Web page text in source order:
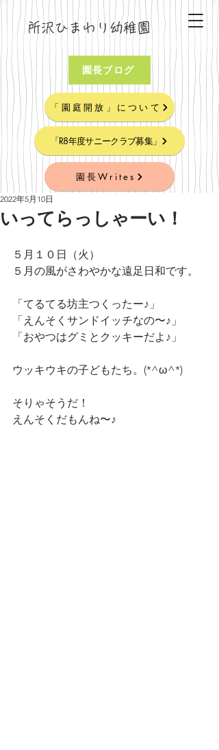
所沢ひまわり幼稚園
園長ブログ
「園庭開放」について
「R8年度サニークラブ募集」
園長Writes
いってらっしゃーい！
2022年5月10日
５月１０日（火）
５月の風がさわやかな遠足日和です。
「てるてる坊主つくったー♪」
「えんそくサンドイッチなの〜♪」
「おやつはグミとクッキーだよ♪」
ウッキウキの子どもたち。(*^ω^*)
そりゃそうだ！
えんそくだもんね〜♪